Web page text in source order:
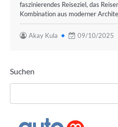
faszinierendes Reiseziel, das
Kombination aus moderner
Akay Kula 09/10/2025
Suchen